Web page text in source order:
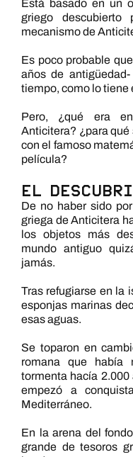
Está basado en un
griego
mecanismo de
Es poco probable
años de
tiempo, como lo tiene
Pero, ¿qué era
Anticitera? ¿para qué
con el famoso
película?
El
De no haber sido
griega de Anticitera
los objetos más
mundo antiguo
jamás.
Tras refugiarse en la
esponjas marinas
esas aguas.
Se toparon en
romana que había
tormenta hacía 2.000
empezó a
Mediterráneo.
En la arena del
grande de tesoros